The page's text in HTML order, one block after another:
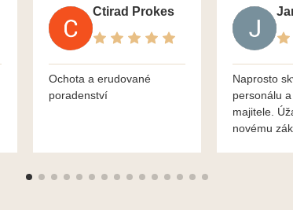
Ctirad Prokes
Ochota a erudované
poradenství
Naprosto
personálu
majitele.
novému